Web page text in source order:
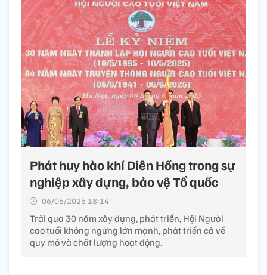
Phát huy hào khí Diên Hồng trong sự
nghiệp xây dựng, bảo vệ Tổ quốc
06/06/2025 18:14’
Trải qua 30 năm xây dựng, phát triển, Hội Người
cao tuổi không ngừng lớn mạnh, phát triển cả về
quy mô và chất lượng hoạt động.